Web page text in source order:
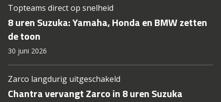
Topteams direct op snelheid
8 uren Suzuka: Yamaha, Honda en BMW zetten
de toon
30 juni 2026
Zarco langdurig uitgeschakeld
Chantra vervangt Zarco in 8 uren Suzuka